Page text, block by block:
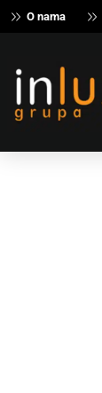
O nama